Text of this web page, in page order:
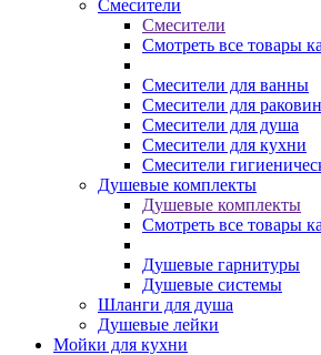
Смесители
Смесители
Смотреть все товары
Смесители для ванны
Смесители для
Смесители для душа
Смесители для кухни
Смесители
Душевые комплекты
Душевые комплекты
Смотреть все товары
Душевые гарнитуры
Душевые системы
Шланги для душа
Душевые лейки
Мойки для кухни